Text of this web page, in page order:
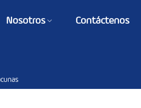
Nosotros Contáctenos